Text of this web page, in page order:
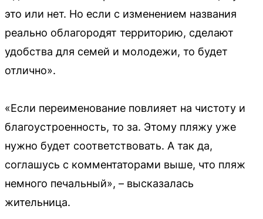
это или нет. Но если с изменением названия
реально облагородят территорию, сделают
удобства для семей и молодежи, то будет
отлично».
«Если переименование повлияет на чистоту и
благоустроенность, то за. Этому пляжу уже
нужно будет соответствовать. А так да,
соглашусь с комментаторами выше, что пляж
немного печальный», – высказалась
жительница.